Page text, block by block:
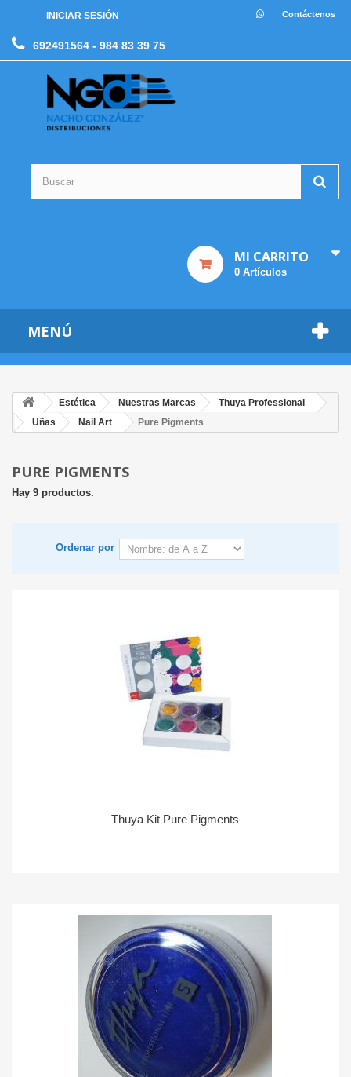
INICIAR SESIÓN Contáctenos
692491564 - 984 83 39 75
MI CARRITO
0 Artículos
MENÚ
Estética Nuestras Marcas
Thuya Professional
Uñas
Nail Art Pure Pigments
PURE PIGMENTS
Hay 9 productos.
Ordenar por
Thuya Kit Pure Pigments